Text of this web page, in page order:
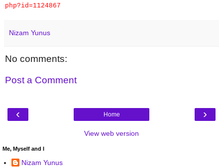
php?id=1124867
Nizam Yunus
No comments:
Post a Comment
‹ ›
Home
View web version
Me, Myself and I
Nizam Yunus